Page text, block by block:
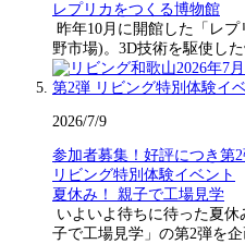
レプリカをつくる博物館
昨年10月に開館した「レ
野市場)。3D技術を駆使し
2026/7/9
参加者募集！好評につき第
リビング特別体験イベント
夏休み！ 親子で工場見学
いよいよ待ちに待った夏
子で工場見学」の第2弾を